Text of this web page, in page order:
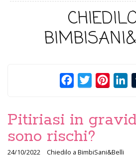
FacebookTwitter
Pitiriasi in
sono rischi?
24/10/2022
Chiedilo a BimbiSani&Belli